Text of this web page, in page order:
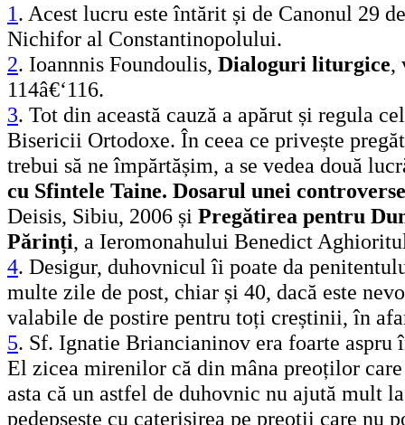
1. Acest lucru este întărit și de Canonul 29
Nichifor al Constantinopolului.
2. Ioannnis Foundoulis, Dialoguri liturgice,
114â€‘116.
3. Tot din această cauză a apărut și regula
Bisericii Ortodoxe. În ceea ce privește
trebui să ne împărtășim, a se vedea două
cu Sfintele Taine. Dosarul unei
Deisis, Sibiu, 2006 și Pregătirea pentru
Părinți, a Ieromonahului Benedict
4. Desigur, duhovnicul îi poate da
multe zile de post, chiar și 40, dacă este
valabile de postire pentru toți creștinii, în
5. Sf. Ignatie Briancianinov era foarte aspru
El zicea mirenilor că din mâna preoților care
asta că un astfel de duhovnic nu ajută mult
pedepsește cu caterisirea pe preoții care nu